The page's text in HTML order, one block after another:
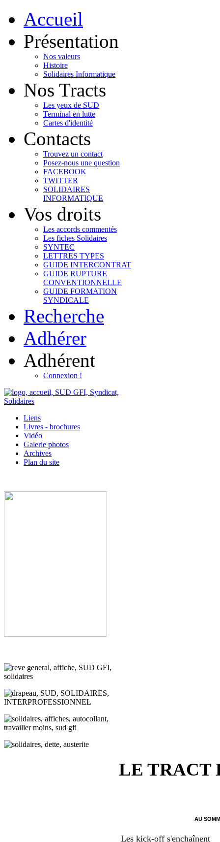
Accueil
Présentation
Nos valeurs
Histoire
Solidaires Informatique
Nos Tracts
Les yeux de SUD
Terminal en lutte
Cartes d'identité
Contacts
Trouvez un contact
Posez-nous une question
FACEBOOK
TWITTER
SOLIDAIRES
INFORMATIQUE
Vos droits
Les accords commentés
Les fiches Solidaires
SYNTEC
LETTRES TYPES
GUIDE INTERCONTRAT
GUIDE RUPTURE
CONVENTIONNELLE
GUIDE FORMATION
SYNDICALE
Recherche
Adhérer
Adhérent
Connexion !
Liens
Livres - brochures
Vidéo
Galerie photos
Archives
Plan du site
LE TRACT
AU
Les kick-off s'enchaînent